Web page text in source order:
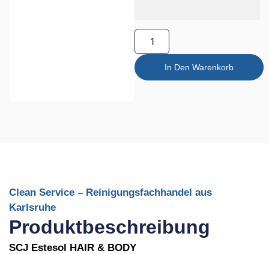
In Den Warenkorb
Clean Service – Reinigungsfachhandel aus
Karlsruhe
Produktbeschreibung
SCJ Estesol HAIR & BODY